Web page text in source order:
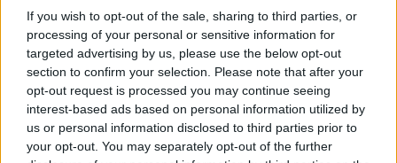
If you wish to opt-out of the sale, sharing to third parties, or
processing of your personal or sensitive information for
targeted advertising by us, please use the below opt-out
section to confirm your selection. Please note that after your
opt-out request is processed you may continue seeing
interest-based ads based on personal information utilized by
us or personal information disclosed to third parties prior to
your opt-out. You may separately opt-out of the further